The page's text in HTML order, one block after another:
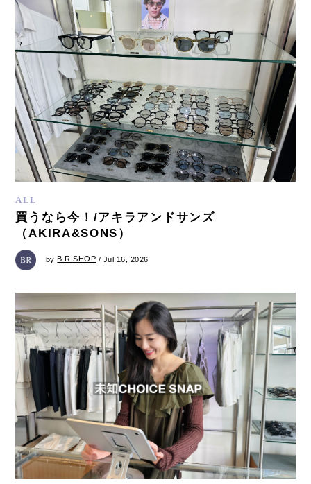
ALL
買うなら今！/アキラアンドサンズ
（AKIRA&SONS）
by B.R.SHOP / Jul 16, 2026